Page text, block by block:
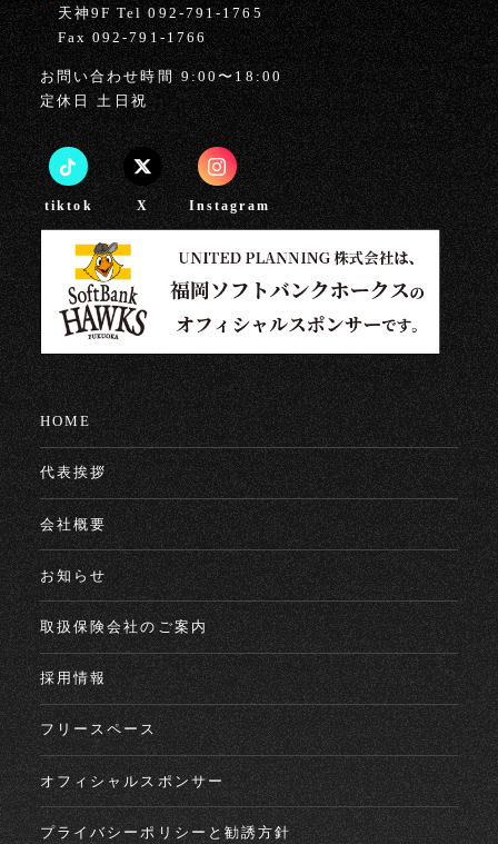
天神9F Tel 092-791-1765
Fax 092-791-1766
お問い合わせ時間 9:00〜18:00
定休日 土日祝
tiktok X Instagram
HOME
代表挨拶
会社概要
お知らせ
取扱保険会社のご案内
採用情報
フリースペース
オフィシャルスポンサー
プライバシーポリシーと勧誘方針